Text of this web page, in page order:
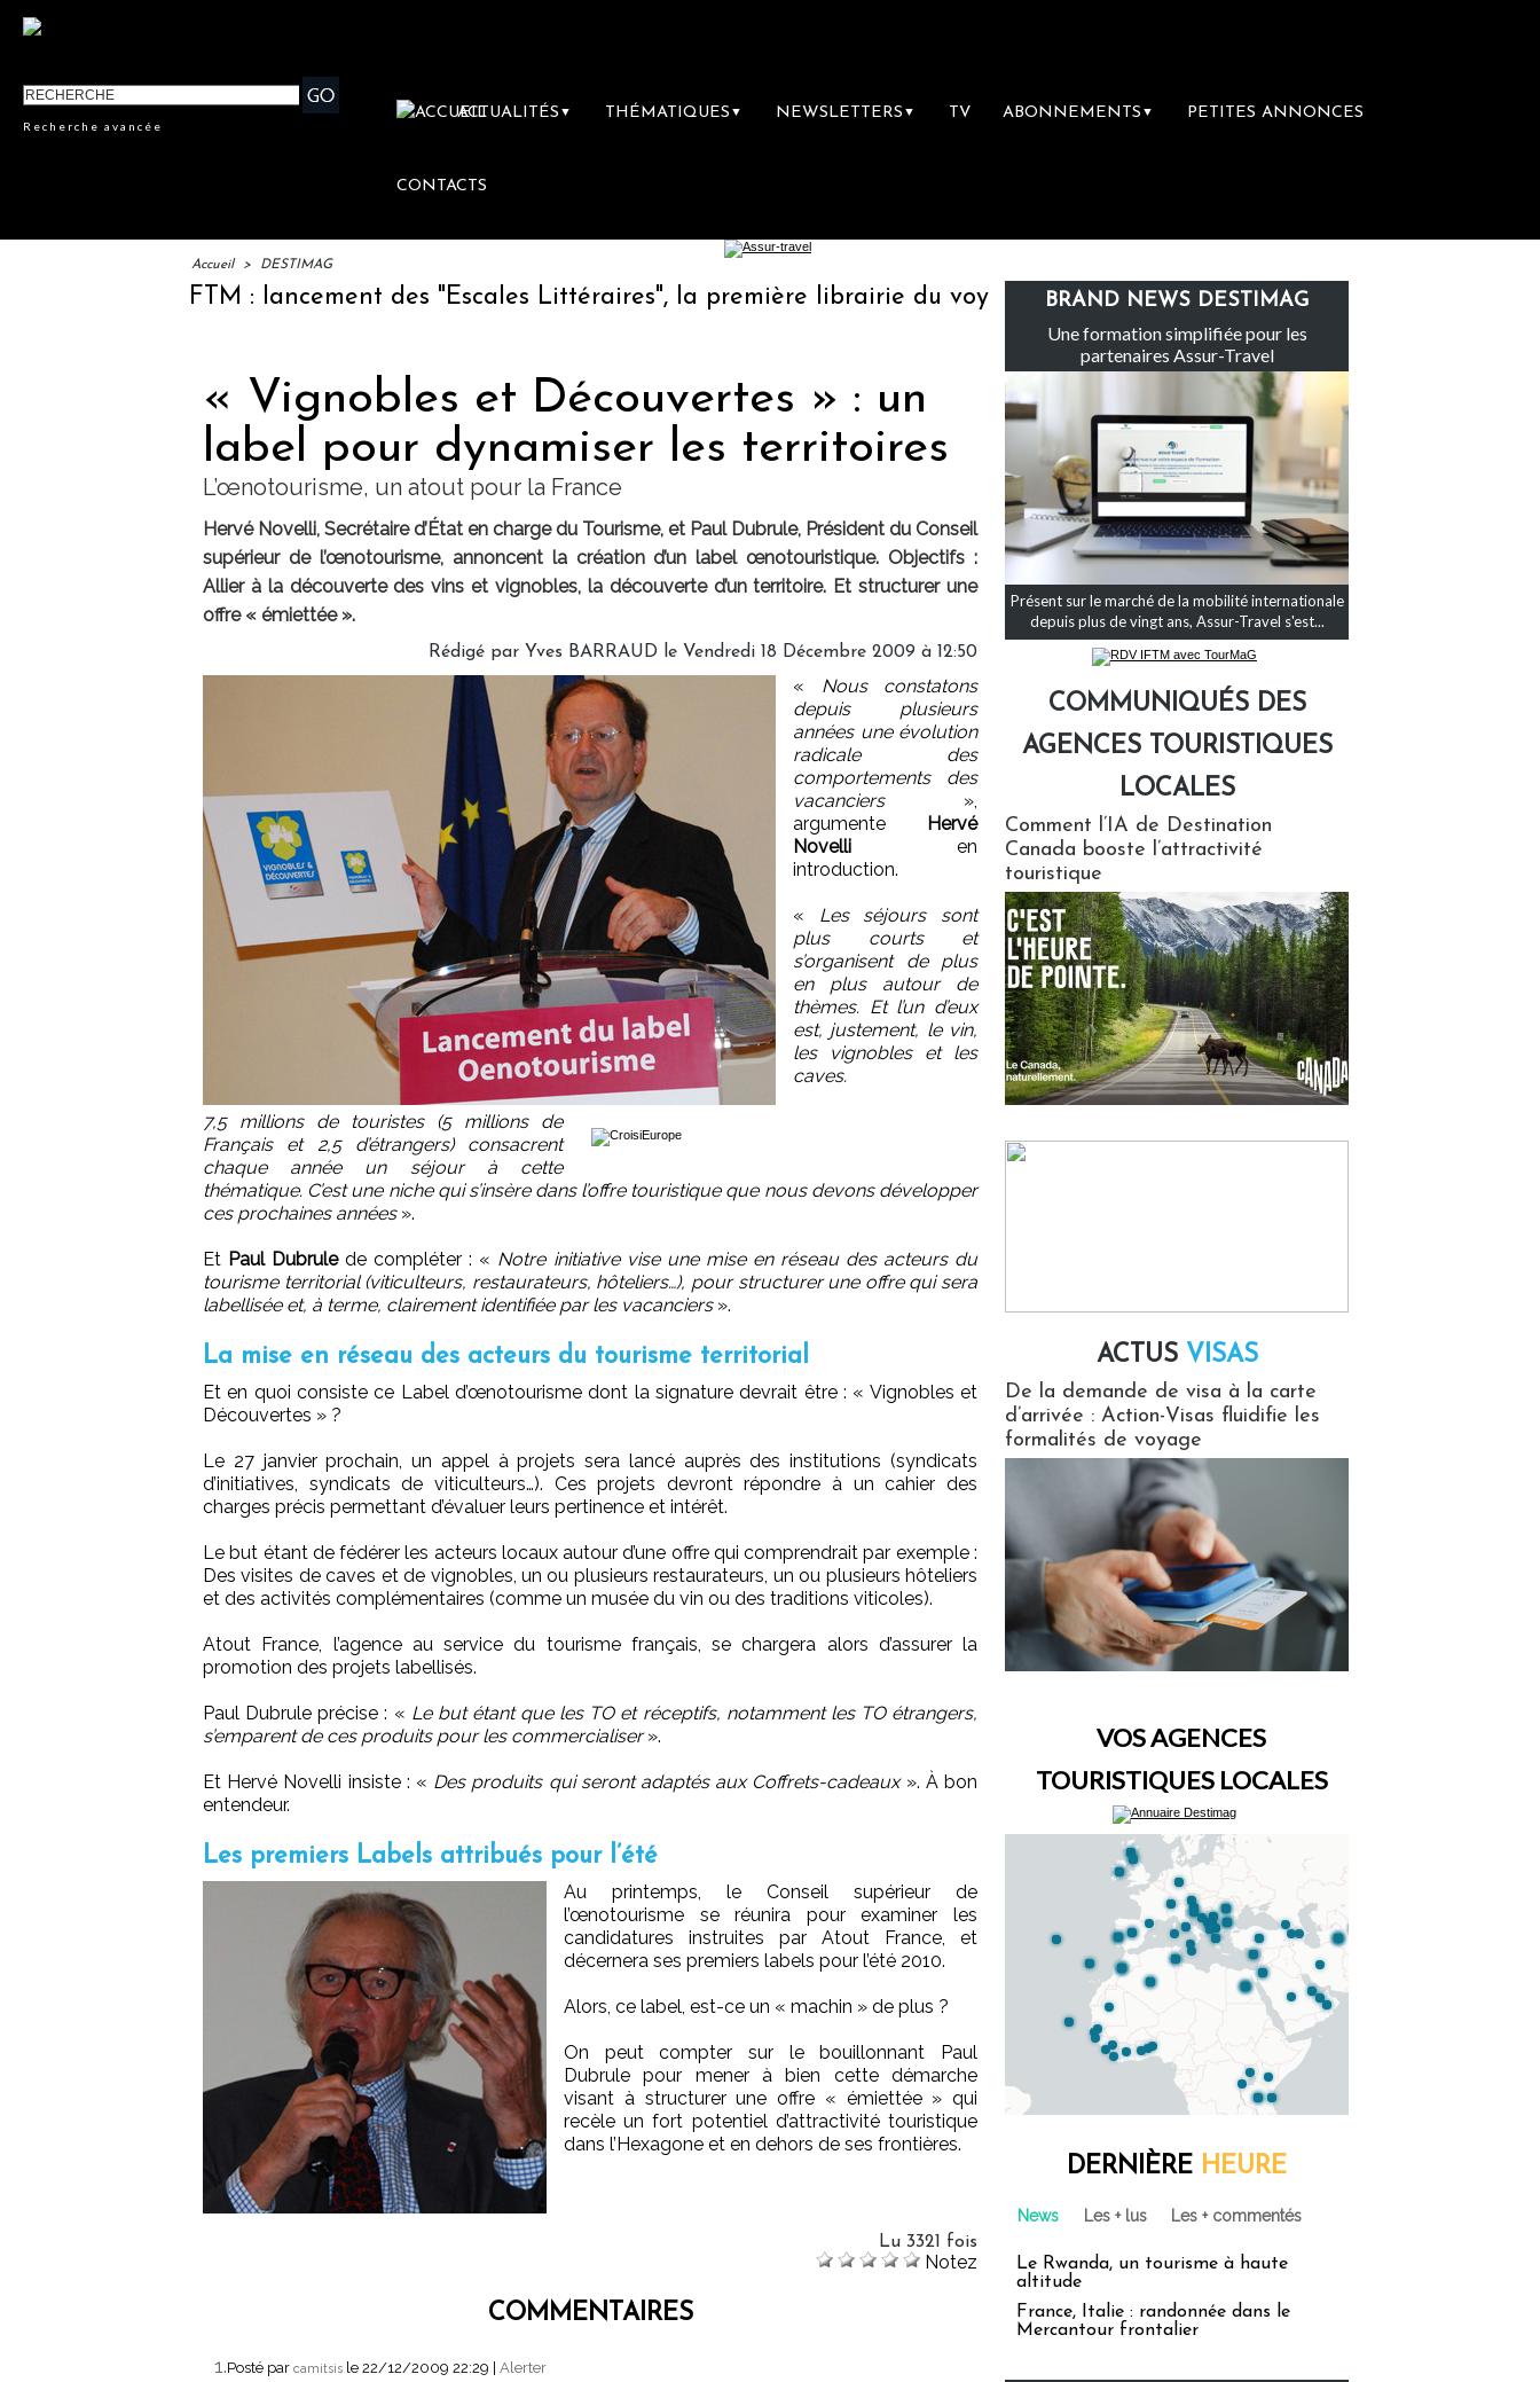
Recherche avancée
ACTUALITÉS ▼ THÉMATIQUES ▼ NEWSLETTERS ▼ TV ABONNEMENTS ▼ PETITES ANNONCES
CONTACTS
Accueil > DESTIMAG
IFTM : lancement des "Escales Littéraires", la première librairie du voyage Le groupe Sainte-Claire rachète Eden Tour
« Vignobles et Découvertes » : un
label pour dynamiser les territoires
L’œnotourisme, un atout pour la France
Hervé Novelli, Secrétaire d’État en charge du Tourisme, et Paul Dubrule, Président du Conseil
supérieur de l’œnotourisme, annoncent la création d’un label œnotouristique. Objectifs :
Allier à la découverte des vins et vignobles, la découverte d’un territoire. Et structurer une
offre « émiettée ».
Rédigé par Yves BARRAUD le Vendredi 18 Décembre 2009 à 12:50
« Nous constatons
depuis plusieurs
années une évolution
radicale des
comportements des
vacanciers»,
argumente
Hervé
Novelli en
introduction.
« Les séjours sont
plus courts et
s’organisent de plus
en plus autour de
thèmes. Et l’un d’eux
est, justement, le vin,
les vignobles et les
caves.
7,5 millions de touristes (5 millions de
Français et 2,5 d’étrangers) consacrent
chaque année un séjour à cette
thématique. C’est une niche qui s’insère dans l’offre touristique que nous devons développer
ces prochaines années».
Et Paul Dubrulede compléter : « Notre initiative vise une mise en réseau des acteurs du
tourisme territorial (viticulteurs, restaurateurs, hôteliers…), pour structurer une offre qui sera
labellisée et, à terme, clairement identifiée par les vacanciers».
La mise en réseau des acteurs du tourisme territorial
Et en quoi consiste ce Label d’œnotourisme dont la signature devrait être : « Vignobles et
Découvertes » ?
Le 27 janvier prochain, un appel à projets sera lancé auprès des institutions (syndicats
d’initiatives, syndicats de viticulteurs…). Ces projets devront répondre à un cahier des
charges précis permettant d’évaluer leurs pertinence et intérêt.
Le but étant de fédérer les acteurs locaux autour d’une offre qui comprendrait par exemple :
Des visites de caves et de vignobles, un ou plusieurs restaurateurs, un ou plusieurs hôteliers
et des activités complémentaires (comme un musée du vin ou des traditions viticoles).
Atout France, l’agence au service du tourisme français, se chargera alors d’assurer la
promotion des projets labellisés.
Paul Dubrule précise : « Le but étant que les TO et réceptifs, notamment les TO étrangers,
s’emparent de ces produits pour les commercialiser».
Et Hervé Novelli insiste : « Des produits qui seront adaptés aux Coffrets-cadeaux». À bon
entendeur.
Les premiers Labels attribués pour l’été
Au printemps, le Conseil supérieur de
l’œnotourisme se réunira pour examiner les
candidatures instruites par Atout France, et
décernera ses premiers labels pour l’été 2010.
Alors, ce label, est-ce un « machin » de plus ?
On peut compter sur le bouillonnant Paul
Dubrule pour mener à bien cette démarche
visant à structurer une offre « émiettée » qui
recèle un fort potentiel d’attractivité touristique
dans l’Hexagone et en dehors de ses frontières.
Lu 3321 fois
Notez
COMMENTAIRES
1.Posté par camitsis le 22/12/2009 22:29
Alerter
BRAND NEWS DESTIMAG
Une formation simplifiée pour les
partenaires Assur-Travel
Présent sur le marché de la mobilité internationale
depuis plus de vingt ans, Assur-Travel s'est...
COMMUNIQUÉS DES
AGENCES TOURISTIQUES
LOCALES
Comment l’IA de Destination
Canada booste l’attractivité
touristique
ACTUS VISAS
De la demande de visa à la carte
d’arrivée : Action-Visas fluidifie les
formalités de voyage
VOS AGENCES
TOURISTIQUES LOCALES
DERNIÈRE HEURE
News Les + lus Les + commentés
Le Rwanda, un tourisme à haute
altitude
France, Italie : randonnée dans le
Mercantour frontalier